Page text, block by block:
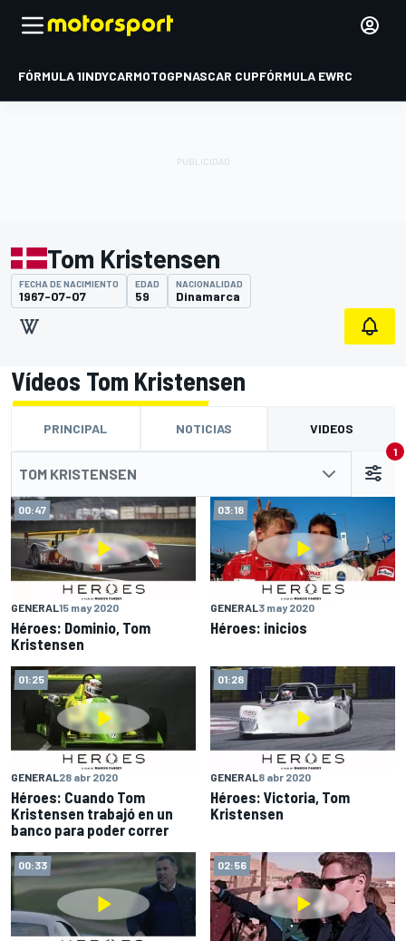
FÓRMULA 1INDYCARMOTOGPNASCAR CUPFÓRMULA EWRC
Tom Kristensen
FECHA DE NACIMIENTO
1967-07-07
EDAD
59
NACIONALIDAD
Dinamarca
Vídeos Tom Kristensen
PRINCIPAL NOTICIAS VIDEOS
TOM KRISTENSEN
1
00:47
GENERAL15 may 2020
Héroes: Dominio, Tom
Kristensen
03:18
GENERAL3 may 2020
Héroes: inicios
01:25
GENERAL28 abr 2020
Héroes: Cuando Tom
Kristensen trabajó en un
banco para poder correr
01:28
GENERAL8 abr 2020
Héroes: Victoria, Tom
Kristensen
00:33 02:56